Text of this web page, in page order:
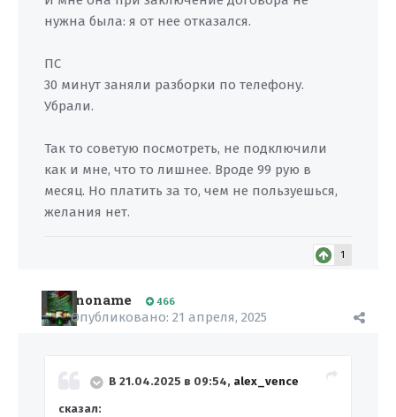
нужна была: я от нее отказался.
ПС
30 минут заняли разборки по телефону.
Убрали.
Так то советую посмотреть, не подключили
как и мне, что то лишнее. Вроде 99 рую в
месяц. Но платить за то, чем не пользуешься,
желания нет.
1
noname 466
Опубликовано: 21 апреля, 2025
В 21.04.2025 в 09:54, alex_vence
сказал: